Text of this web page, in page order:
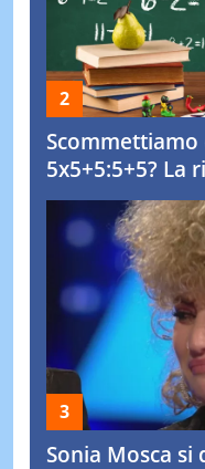
5x5+5:5+5? La
Sonia Mosca si